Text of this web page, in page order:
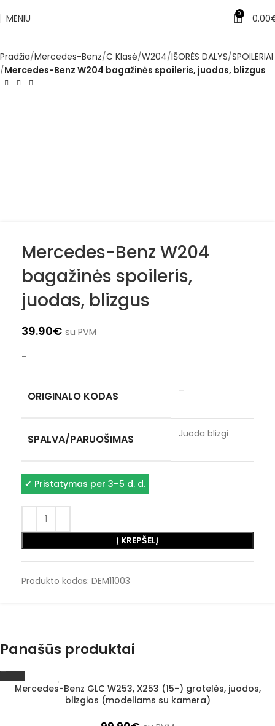
MENIU 0 0.00
Pradžia Mercedes-Benz C Klasė W204 IŠORĖS DALYS SPOILERIAI
Mercedes-Benz W204 bagažinės spoileris, juodas, blizgus
Mercedes-Benz W204
bagažinės spoileris,
juodas, blizgus
39.90€ su PVM
–
ORIGINALO KODAS –
SPALVA/PARUOŠIMAS Juoda blizgi
✔ Pristatymas per 3–5 d. d.
Į KREPŠELĮ
Produkto kodas: DEM11003
Panašūs produktai
1–3 d. d.
Mercedes-Benz GLC W253, X253 (15-) grotelės, juodos,
blizgios (modeliams su kamera)